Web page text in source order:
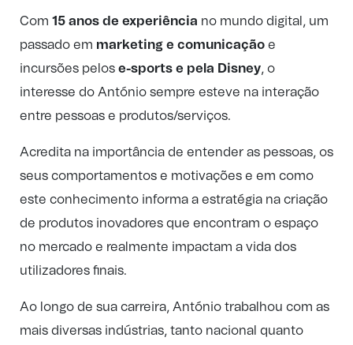
Com 15 anos de experiência no mundo digital, um
passado em marketing e comunicação e
incursões pelos e-sports e pela Disney, o
interesse do António sempre esteve na interação
entre pessoas e produtos/serviços.
Acredita na importância de entender as pessoas, os
seus comportamentos e motivações e em como
este conhecimento informa a estratégia na criação
de produtos inovadores que encontram o espaço
no mercado e realmente impactam a vida dos
utilizadores finais.
Ao longo de sua carreira, António trabalhou com as
mais diversas indústrias, tanto nacional quanto